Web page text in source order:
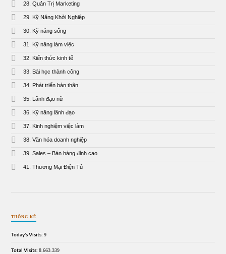
28. Quản Trị Marketing
29. Kỹ Năng Khởi Nghiệp
30. Kỹ năng sống
31. Kỹ năng làm việc
32. Kiến thức kinh tế
33. Bài học thành công
34. Phát triển bản thân
35. Lãnh đạo nữ
36. Kỹ năng lãnh đạo
37. Kinh nghiệm việc làm
38. Văn hóa doanh nghiệp
39. Sales – Bán hàng đỉnh cao
41. Thương Mại Điện Tử
THỐNG KÊ
Today's Visits:9
Total Visits:8.663.339